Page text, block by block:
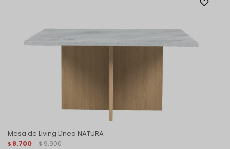
Mesa de Living Línea NATURA
$ 8.700 $ 9.900